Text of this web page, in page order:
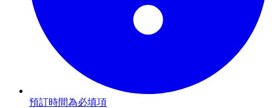
預訂時間為必填項